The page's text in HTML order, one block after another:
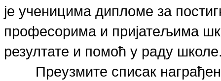
је ученицима дипломе за
професорима и пријатељима
резултате и помоћ у раду
Преузмите списак